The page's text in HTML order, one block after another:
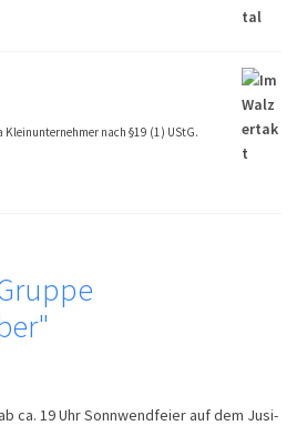
nach §19 (1) UStG.
ca. 19 Uhr Sonnwendfeier auf dem Jusi-